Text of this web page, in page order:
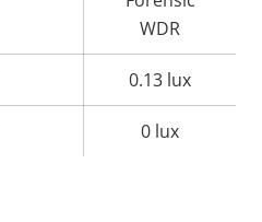
WDR
0.13 lux
0 lux